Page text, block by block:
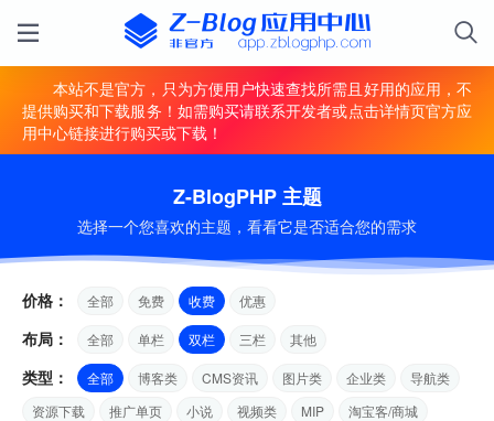
本站不是官方，只为方便用户快速查找所需且好用的应用，不
提供购买和下载服务！如需购买请联系开发者或点击详情页官方应
用中心链接进行购买或下载！
Z-BlogPHP 主题
选择一个您喜欢的主题，看看它是否适合您的需求
价格： 全部 免费 收费 优惠
布局： 全部 单栏 双栏 三栏 其他
类型： 全部 博客类 CMS资讯 图片类 企业类
导航类
资源下载
推广单页 小说 视频类 MIP
淘宝客/商城